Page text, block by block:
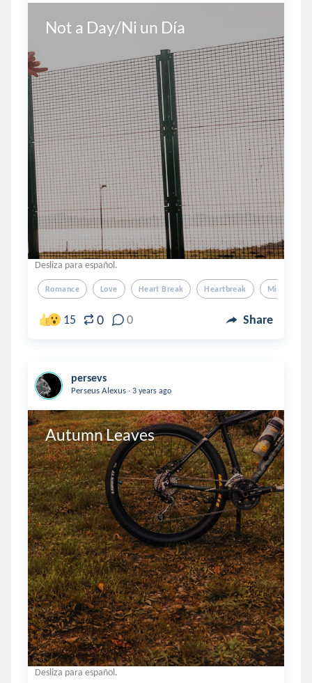
Not a Day/Ni un Día
Desliza para español.
Romance Love Heart Break Heartbreak Micro
15 0 0 Share
persevs
Perseus Alexus . 3 years ago
Autumn Leaves
Desliza para español.